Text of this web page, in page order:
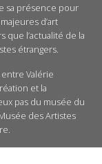
sa présence pour
d’art
que l’actualité de la
étrangers.
Valérie
et la
pas du musée du
des Artistes